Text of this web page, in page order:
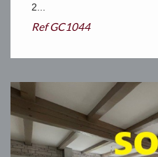
2...
RefGC1044